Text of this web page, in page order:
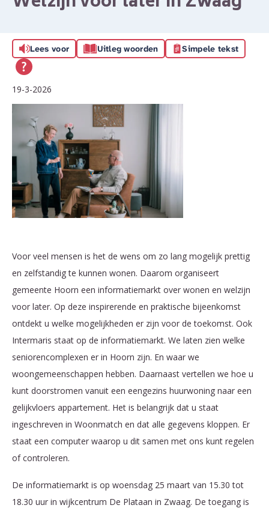
Lees voor Uitleg woorden Simpele tekst
19-3-2026
Voor veel mensen is het de wens om zo lang mogelijk prettig
en zelfstandig te kunnen wonen. Daarom organiseert
gemeente Hoorn een informatiemarkt over wonen en welzijn
voor later. Op deze inspirerende en praktische bijeenkomst
ontdekt u welke mogelijkheden er zijn voor de toekomst. Ook
Intermaris staat op de informatiemarkt. We laten zien welke
seniorencomplexen er in Hoorn zijn. En waar we
woongemeenschappen hebben. Daarnaast vertellen we hoe u
kunt doorstromen vanuit een eengezins huurwoning naar een
gelijkvloers appartement. Het is belangrijk dat u staat
ingeschreven in Woonmatch en dat alle gegevens kloppen. Er
staat een computer waarop u dit samen met ons kunt regelen
of controleren.
De informatiemarkt is op woensdag 25 maart van 15.30 tot
18.30 uur in wijkcentrum De Plataan in Zwaag. De toegang is